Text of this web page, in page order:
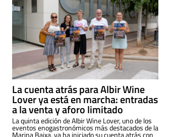
La cuenta atrás para Albir Wine
Lover ya está en marcha: entradas
a la venta y aforo limitado
La quinta edición de Albir Wine Lover, uno de los
eventos enogastronómicos más destacados de la
Marina Baixa, ya ha iniciado su cuenta atrás con